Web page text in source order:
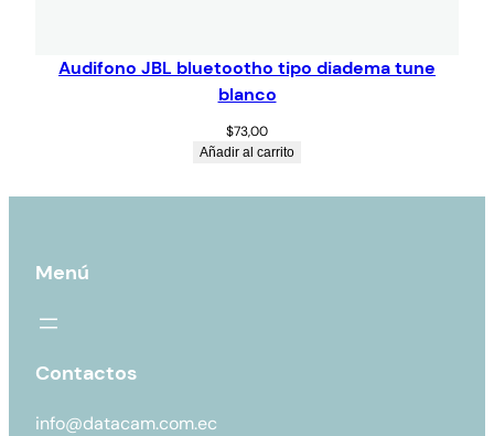
Audifono JBL bluetootho tipo diadema tune
blanco
$73,00
Añadir al carrito
Menú
Contactos
info@datacam.com.ec